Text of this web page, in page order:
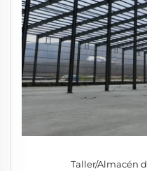
Taller/Almacén